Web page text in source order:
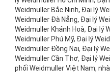
Weidmuller Bắc Ninh, Đại lý
Weidmuller Đà Nẵng, Đại lý
Weidmuller Khánh Hoà, Đại lý
Weidmuller Phú Mỹ, Đại lý
Weidmuller Đồng Nai, Đại lý
Weidmuller Cần Thơ, Đại lý
phối Weidmuller Việt Nam,